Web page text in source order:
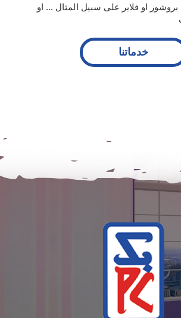
او فلاير على سبيل المثال ... او
خدماتنا